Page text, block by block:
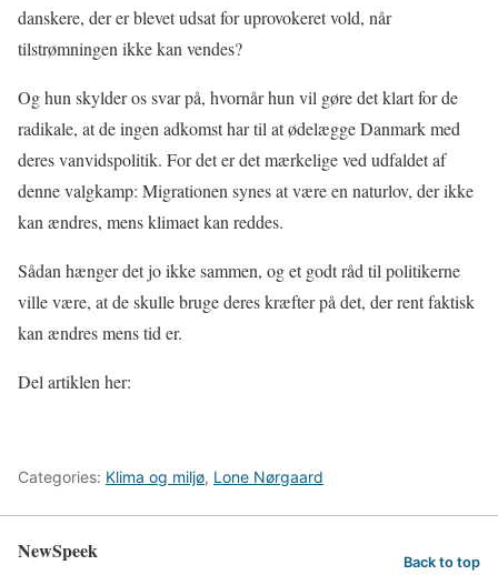
danskere, der er blevet udsat for uprovokeret vold, når
tilstrømningen ikke kan vendes?
Og hun skylder os svar på, hvornår hun vil gøre det klart for de
radikale, at de ingen adkomst har til at ødelægge Danmark med
deres vanvidspolitik. For det er det mærkelige ved udfaldet af
denne valgkamp: Migrationen synes at være en naturlov, der ikke
kan ændres, mens klimaet kan reddes.
Sådan hænger det jo ikke sammen, og et godt råd til politikerne
ville være, at de skulle bruge deres kræfter på det, der rent faktisk
kan ændres mens tid er.
Del artiklen her:
Categories: Klima og miljø, Lone Nørgaard
NewSpeek Back to top